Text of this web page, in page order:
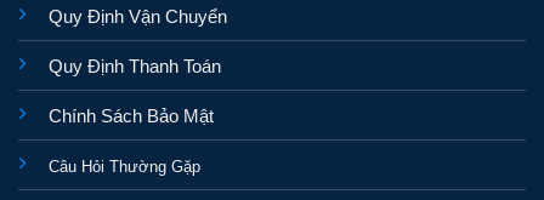
Quy Định Vận Chuyển
Quy Định Thanh Toán
Chính Sách Bảo Mật
Câu Hỏi Thường Gặp